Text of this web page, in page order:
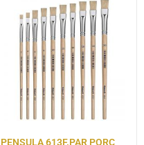
PENSULA 613F.PAR PORC